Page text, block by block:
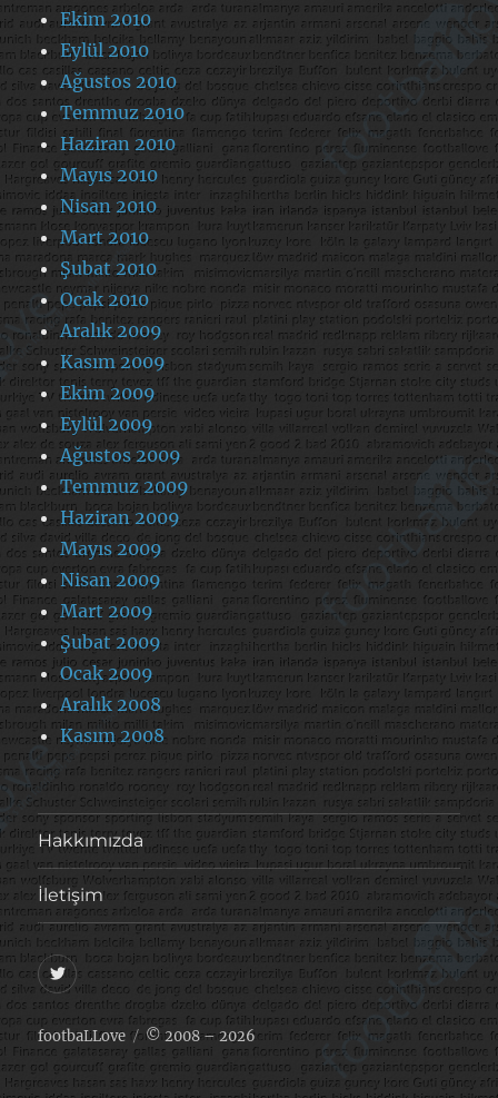
Ekim 2010
Eylül 2010
Ağustos 2010
Temmuz 2010
Haziran 2010
Mayıs 2010
Nisan 2010
Mart 2010
Şubat 2010
Ocak 2010
Aralık 2009
Kasım 2009
Ekim 2009
Eylül 2009
Ağustos 2009
Temmuz 2009
Haziran 2009
Mayıs 2009
Nisan 2009
Mart 2009
Şubat 2009
Ocak 2009
Aralık 2008
Kasım 2008
Hakkımızda
İletişim
@footballove
footbaLLove © 2008 – 2026